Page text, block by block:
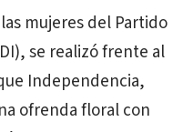
mujeres del Partido
se realizó frente al
Independencia,
ofrenda floral con